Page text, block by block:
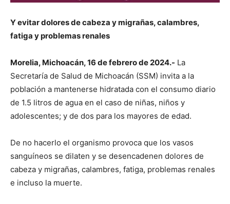
Y evitar dolores de cabeza y migrañas, calambres,
fatiga y problemas renales
Morelia, Michoacán, 16 de febrero de 2024.- La
Secretaría de Salud de Michoacán (SSM) invita a la
población a mantenerse hidratada con el consumo diario
de 1.5 litros de agua en el caso de niñas, niños y
adolescentes; y de dos para los mayores de edad.
De no hacerlo el organismo provoca que los vasos
sanguíneos se dilaten y se desencadenen dolores de
cabeza y migrañas, calambres, fatiga, problemas renales
e incluso la muerte.